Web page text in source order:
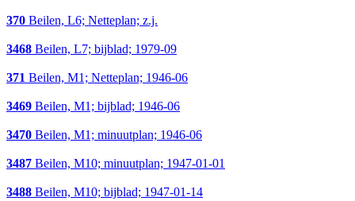
370 Beilen, L6; Netteplan; z.j.
3468 Beilen, L7; bijblad; 1979-09
371 Beilen, M1; Netteplan; 1946-06
3469 Beilen, M1; bijblad; 1946-06
3470 Beilen, M1; minuutplan; 1946-06
3487 Beilen, M10; minuutplan; 1947-01-01
3488 Beilen, M10; bijblad; 1947-01-14